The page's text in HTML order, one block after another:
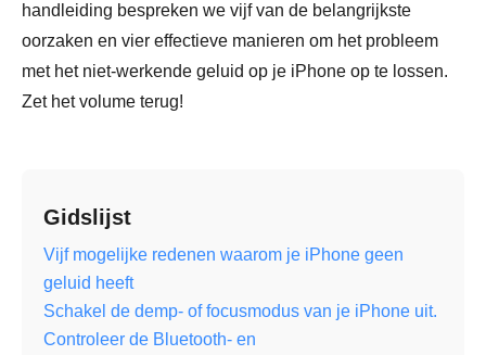
handleiding bespreken we vijf van de belangrijkste
oorzaken en vier effectieve manieren om het probleem
met het niet-werkende geluid op je iPhone op te lossen.
Zet het volume terug!
Gidslijst
Vijf mogelijke redenen waarom je iPhone geen
geluid heeft
Schakel de demp- of focusmodus van je iPhone uit.
Controleer de Bluetooth- en